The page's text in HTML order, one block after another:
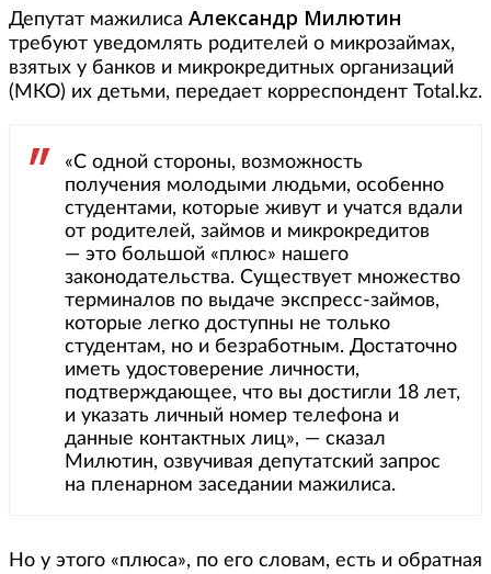
Депутат мажилиса Александр Милютин
требуют уведомлять родителей о микрозаймах,
взятых у банков и микрокредитных организаций
(МКО) их детьми, передает корреспондент Total.kz.
«С одной стороны, возможность
получения молодыми людьми, особенно
студентами, которые живут и учатся вдали
от родителей, займов и микрокредитов
— это большой «плюс» нашего
законодательства. Существует множество
терминалов по выдаче экспресс-займов,
которые легко доступны не только
студентам, но и безработным. Достаточно
иметь удостоверение личности,
подтверждающее, что вы достигли 18 лет,
и указать личный номер телефона и
данные контактных лиц», — сказал
Милютин, озвучивая депутатский запрос
на пленарном заседании мажилиса.
Но у этого «плюса», по его словам, есть и обратная